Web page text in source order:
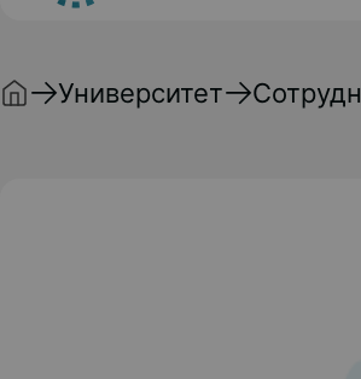
Университет